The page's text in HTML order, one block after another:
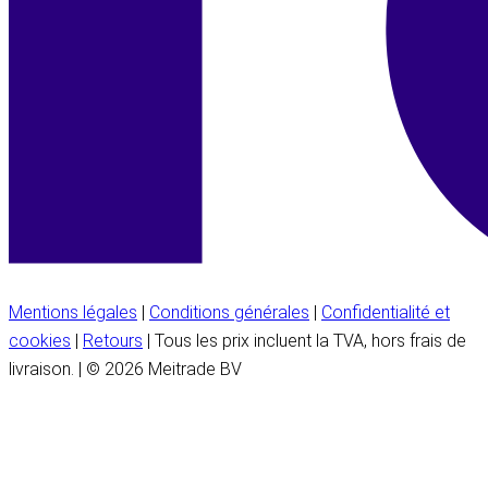
Mentions légales | Conditions générales | Confidentialité et
cookies | Retours | Tous les prix incluent la TVA, hors frais de
livraison. | © 2026 Meitrade BV